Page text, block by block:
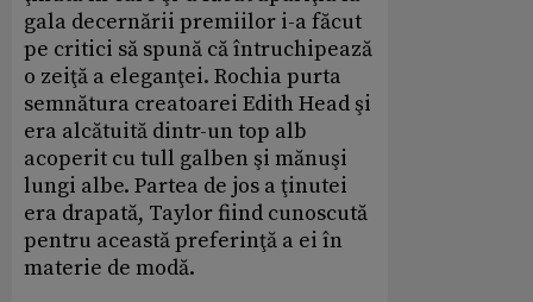
gala decernării premiilor i-a făcut
pe critici să spună că întruchipează
o zeiţă a eleganţei. Rochia purta
semnătura creatoarei Edith Head şi
era alcătuită dintr-un top alb
acoperit cu tull galben şi mănuşi
lungi albe. Partea de jos a ţinutei
era drapată, Taylor fiind cunoscută
pentru această preferinţă a ei în
materie de modă.